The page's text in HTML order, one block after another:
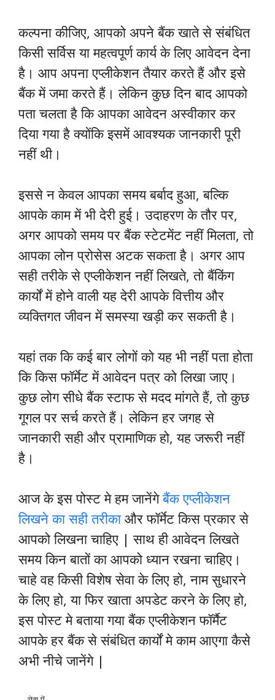
कल्पना कीजिए, आपको अपने बैंक खाते से संबंधित
किसी सर्विस या महत्वपूर्ण कार्य के लिए आवेदन देना
है। आप अपना एप्लीकेशन तैयार करते हैं और इसे
बैंक में जमा करते हैं। लेकिन कुछ दिन बाद आपको
पता चलता है कि आपका आवेदन अस्वीकार कर
दिया गया है क्योंकि इसमें आवश्यक जानकारी पूरी
नहीं थी।
इससे न केवल आपका समय बर्बाद हुआ, बल्कि
आपके काम में भी देरी हुई। उदाहरण के तौर पर,
अगर आपको समय पर बैंक स्टेटमेंट नहीं मिलता, तो
आपका लोन प्रोसेस अटक सकता है। अगर आप
सही तरीके से एप्लीकेशन नहीं लिखते, तो बैंकिंग
कार्यों में होने वाली यह देरी आपके वित्तीय और
व्यक्तिगत जीवन में समस्या खड़ी कर सकती है।
यहां तक कि कई बार लोगों को यह भी नहीं पता होता
कि किस फॉर्मेट में आवेदन पत्र को लिखा जाए।
कुछ लोग सीधे बैंक स्टाफ से मदद मांगते हैं, तो कुछ
गूगल पर सर्च करते हैं। लेकिन हर जगह से
जानकारी सही और प्रामाणिक हो, यह जरूरी नहीं
है।
आज के इस पोस्ट मे हम जानेंगेबैंक एप्लीकेशन
लिखने का सही तरीकाऔर फॉर्मेट किस प्रकार से
आपको लिखना चाहिए | साथ ही आवेदन लिखते
समय किन बातों का आपको ध्यान रखना चाहिए।
चाहे वह किसी विशेष सेवा के लिए हो, नाम सुधारने
के लिए हो, या फिर खाता अपडेट करने के लिए हो,
इस पोस्ट मे बताया गया बैंक एप्लीकेशन फॉर्मैट
आपके हर बैंक से संबंधित कार्यों मे काम आएगा कैसे
अभी नीचे जानेंगे |